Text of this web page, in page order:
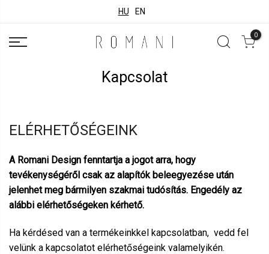
HU EN
0
Kapcsolat
ELÉRHETŐSÉGEINK
A Romani Design fenntartja a jogot arra, hogy
tevékenységéről csak az alapítók beleegyezése után
jelenhet meg bármilyen szakmai tudósítás. Engedély az
alábbi elérhetőségeken kérhető.
Ha kérdésed van a termékeinkkel kapcsolatban, vedd fel
velünk a kapcsolatot elérhetőségeink valamelyikén.